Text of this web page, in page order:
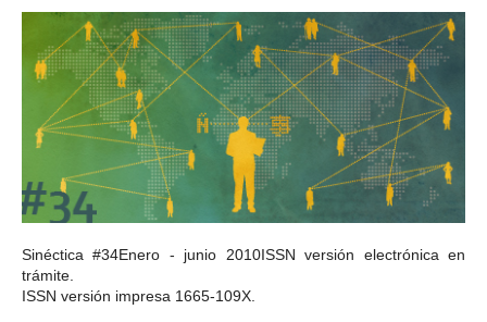
Sinéctica #34Enero - junio 2010ISSN versión electrónica en
trámite.
ISSN versión impresa 1665-109X.